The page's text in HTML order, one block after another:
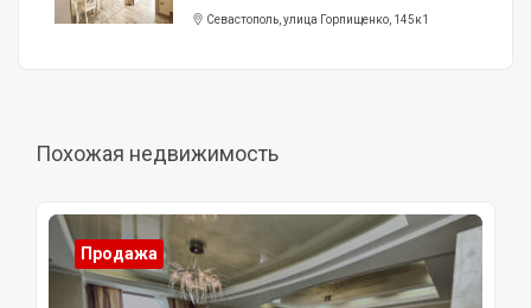
Севастополь, улица Горпищенко, 145к1
Похожая недвижимость
Продажа